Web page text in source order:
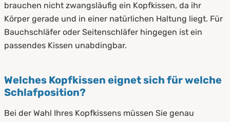
brauchen nicht zwangsläufig ein Kopfkissen, da ihr
Körper gerade und in einer natürlichen Haltung liegt. Für
Bauchschläfer oder Seitenschläfer hingegen ist ein
passendes Kissen unabdingbar.
Welches Kopfkissen eignet sich für welche
Schlafposition?
Bei der Wahl Ihres Kopfkissens müssen Sie genau